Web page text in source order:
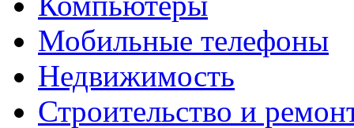
Мобильные телефоны
Недвижимость
Строительство и